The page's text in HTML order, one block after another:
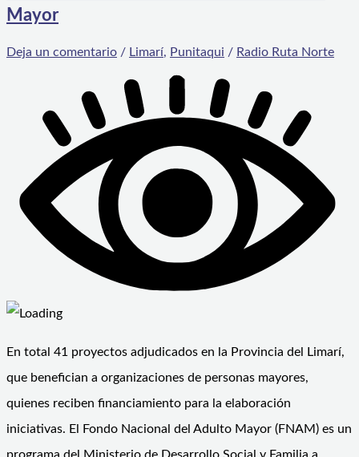
Mayor
Deja un comentario / Limarí, Punitaqui / Radio Ruta Norte
En total 41 proyectos adjudicados en la Provincia del Limarí,
que benefician a organizaciones de personas mayores,
quienes reciben financiamiento para la elaboración
iniciativas. El Fondo Nacional del Adulto Mayor (FNAM) es un
programa del Ministerio de Desarrollo Social y Familia a